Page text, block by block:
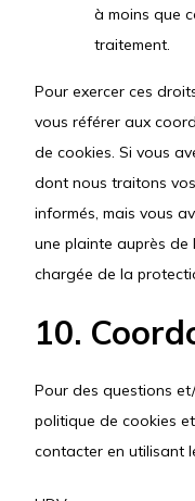
à moins que
traitement.
Pour exercer ces
vous référer aux
de cookies. Si vous
dont nous traitons
informés, mais vous
une plainte auprès de
chargée de la
10.
Pour des questions
politique de cookies
contacter en utilisant